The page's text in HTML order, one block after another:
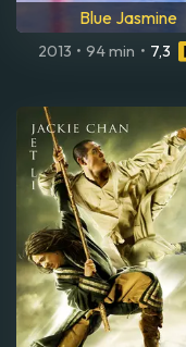
Blue Jasmine
2013 • 94 min • 7,3